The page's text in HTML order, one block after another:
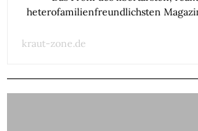
heterofamilienfreundlichsten
kraut-zone.de